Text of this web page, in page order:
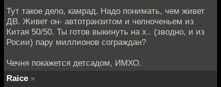
Тут такое дело, камрад. Надо понимать, чем живет
ДВ. Живет он- автотранзитом и челноченьем из
Китая 50/50. Ты готов выкинуть на х.. (зводно, и из
Росии) пару миллионов сограждан?
Чечня покажется детсадом, ИМХО.
Raice »